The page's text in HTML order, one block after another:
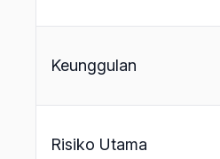
Keunggulan
Risiko Utama